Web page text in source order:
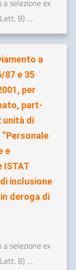
selezione ex
B) …
a
87 e 35
per
part-
unità di
e
ISTAT
inclusione
deroga di
selezione ex
B) …